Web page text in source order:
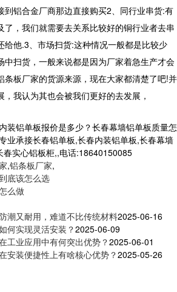
到铝合金厂商那边直接购买2 、同行业串货:有
了，我们就需要去关系比较好的铜行业者去串
给他.3 、市场扫货:这种情况一般都是比较少
中扫货，一般来说都是因为厂家着急生产才会
条板厂家的货源来源，现在大家都清楚了吧!并
，我认为其也会被我们更好的去发展，
装铝单板报价是多少？长春幕墙铝单板质量怎
业承接长春铝单板,长春内装铝单板,长春幕墙
实心铝板柜,,电话:18640150085
,铝条板厂家,
底该怎么选
么做
潮又耐用，难道不比传统材料2025-06-16
何实现灵活安装？2025-06-09
工业应用中有何突出优势？2025-06-01
安装便捷性上有啥核心优势？2025-05-26